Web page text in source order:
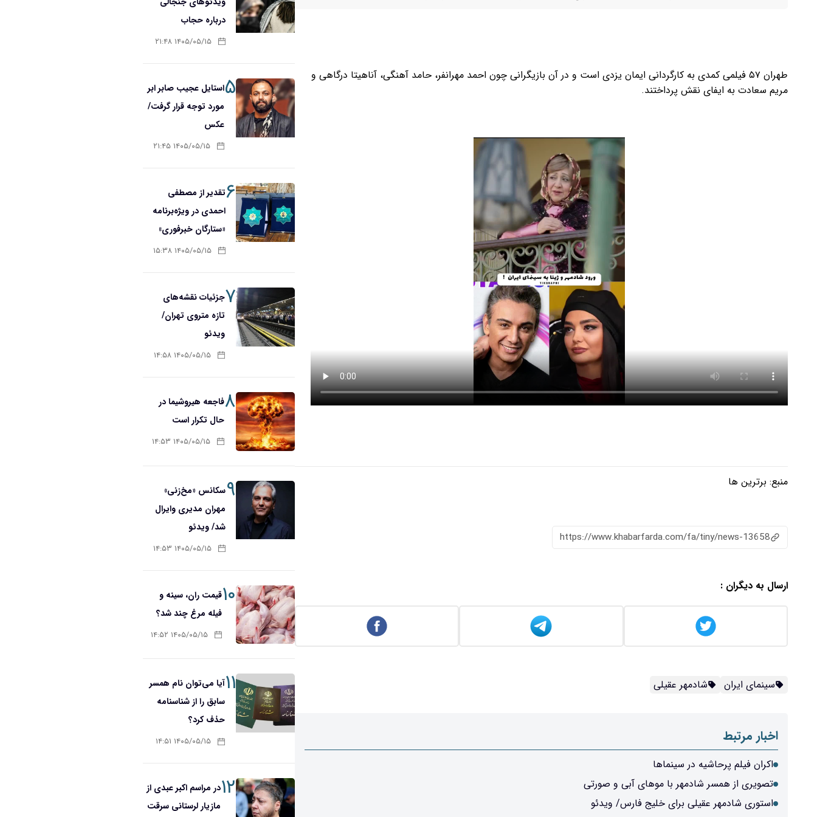
طهران ۵۷ فیلمی کمدی به کارگردانی ایمان یزدی است و در آن بازیگرانی چون احمد مهرانفر، حامد آهنگی، آناهیتا درگاهی و
مریم سعادت به ایفای نقش پرداختند.
منبع: برترین ها
https://www.khabarfarda.com/fa/tiny/news-13658
ارسال به دیگران :
سینمای ایران شادمهر عقیلی
اخبار مرتبط
اکران فیلم پرحاشیه در سینماها
تصویری از همسر شادمهر با موهای آبی و صورتی
استوری شادمهر عقیلی برای خلیج فارس/ ویدئو
درباره حجاب
۱۴۰۵/۰۵/۱۵ ۲۱:۴۸
۵استایل عجیب صابر ابر
مورد توجه قرار گرفت/
عکس
۱۴۰۵/۰۵/۱۵ ۲۱:۴۵
۶تقدیر از مصطفی
احمدی در ویژه‌برنامه
«ستارگان خبرفوری»
۱۴۰۵/۰۵/۱۵ ۱۵:۳۸
۷جزئیات نقشه‌های
تازه متروی تهران/
ویدئو
۱۴۰۵/۰۵/۱۵ ۱۴:۵۸
۸فاجعه هیروشیما در
حال تکرار است
۱۴۰۵/۰۵/۱۵ ۱۴:۵۳
۹سکانس «مخ‌زنی»
مهران مدیری وایرال
شد/ ویدئو
۱۴۰۵/۰۵/۱۵ ۱۴:۵۳
۱۰قیمت ران، سینه و
فیله مرغ چند شد؟
۱۴۰۵/۰۵/۱۵ ۱۴:۵۲
۱۱آیا می‌توان نام همسر
سابق را از شناسنامه
حذف کرد؟
۱۴۰۵/۰۵/۱۵ ۱۴:۵۱
۱۲در مراسم اکبر عبدی از
مازیار لرستانی سرقت